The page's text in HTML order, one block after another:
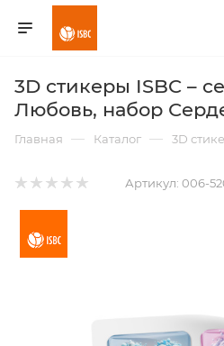
3D стикеры ISBC –
Любовь, набор
Главная — Каталог — 3D
Артикул: 006-